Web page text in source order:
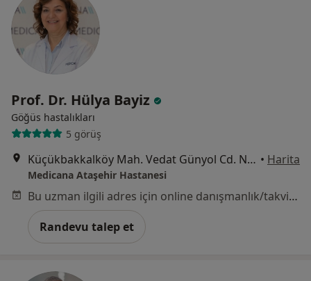
Prof. Dr. Hülya Bayiz
Göğüs hastalıkları
5 görüş
Küçükbakkalköy Mah. Vedat Günyol Cd. No:24, Ataşehir • Harita
Medicana Ataşehir Hastanesi
Bu uzman ilgili adres için online danışmanlık/takvim sunmuyor.
Randevu talep et